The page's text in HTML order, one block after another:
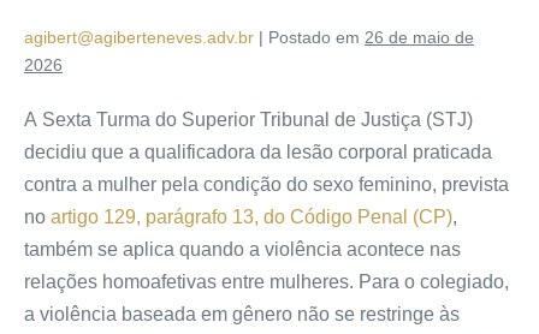
agibert@agiberteneves.adv.br | Postado em 26 de maio de
2026
A Sexta Turma do Superior Tribunal de Justiça (STJ)
decidiu que a qualificadora da lesão corporal praticada
contra a mulher pela condição do sexo feminino, prevista
no artigo 129, parágrafo 13, do Código Penal (CP),
também se aplica quando a violência acontece nas
relações homoafetivas entre mulheres. Para o colegiado,
a violência baseada em gênero não se restringe às